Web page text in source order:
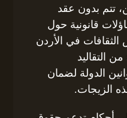
تتم بدون عقد
قانونية حول
في الأردن
التقاليد
الدولة لضمان
الزيجات.